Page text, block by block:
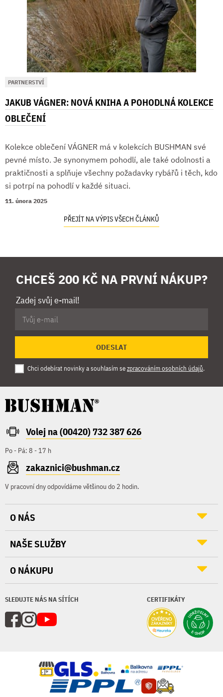
PARTNERSTVÍ
JAKUB VÁGNER: NOVÁ KNIHA A POHODLNÁ KOLEKCE
OBLEČENÍ
Kolekce oblečení VÁGNER má v kolekcích BUSHMAN své
pevné místo. Je synonymem pohodlí, ale také odolnosti a
praktičnosti a splňuje všechny požadavky rybářů i těch, kdo
si potrpí na pohodlí v každé situaci.
11. února 2025
PŘEJÍT NA VÝPIS VŠECH ČLÁNKŮ
CHCEŠ 200 KČ NA PRVNÍ NÁKUP?
Zadej svůj e-mail!
ODESLAT
Chci odebírat novinky a souhlasím sezpracováním osobních údajů.
Volej na (00420) 732 387 626
Po - Pá: 8 - 17 h
zakaznici@bushman.cz
V pracovní dny odpovídáme většinou do 2 hodin.
SLEDUJTE NÁS NA SÍTÍCH CERTIFIKÁTY
O NÁS
NAŠE SLUŽBY
O NÁKUPU